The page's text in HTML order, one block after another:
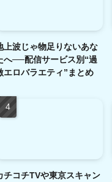
上波じゃ物足りないあな
へ──配信サービス別“過
エロバラエティ”まとめ
チコチTVや東京スキャン